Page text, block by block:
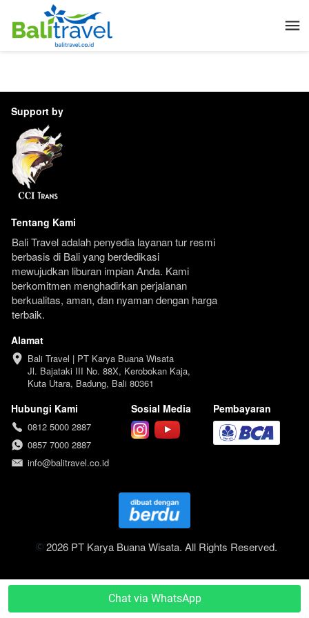
`Chat via WhatsApp
Support by
Tentang Kami
Bali Travel adalah penyedia layanan tur resmi
berbasis di Bali yang berdedikasi
mewujudkan liburan impian Anda. Kami
berkomitmen menghadirkan perjalanan
berkualitas, aman, dan nyaman dengan harga
terbaik.
Alamat
Bali Travel | PT Karya Buana Wisata
Jl. Bajataki III No. 88X, Kerobokan Kaja,
Kuta Utara, Badung, Bali 80361
Hubungi Kami
0812 5000 2887
0857 7000 2887
info@balitravel.co.id
Sosial Media Pembayaran
2026 PT Karya Buana Wisata. All Rights Reserved.